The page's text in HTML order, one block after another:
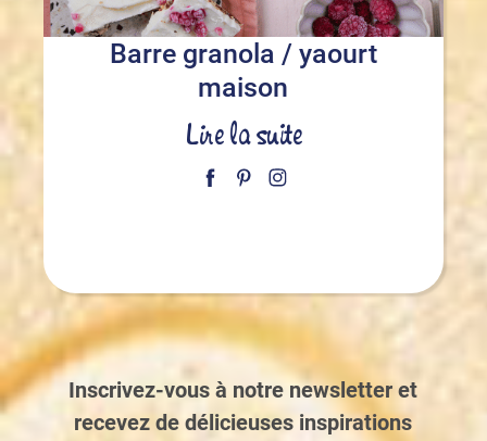
Barre granola / yaourt
maison
Lire la suite
Inscrivez-vous à notre newsletter et
recevez de délicieuses inspirations